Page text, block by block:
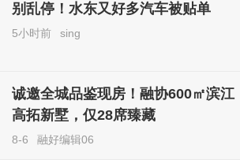
别乱停！水东又好多汽车被贴单
5小时前 sing
诚邀全城品鉴现房！融协600㎡滨江
高拓新墅，仅28席臻藏
8-6 融好编辑06